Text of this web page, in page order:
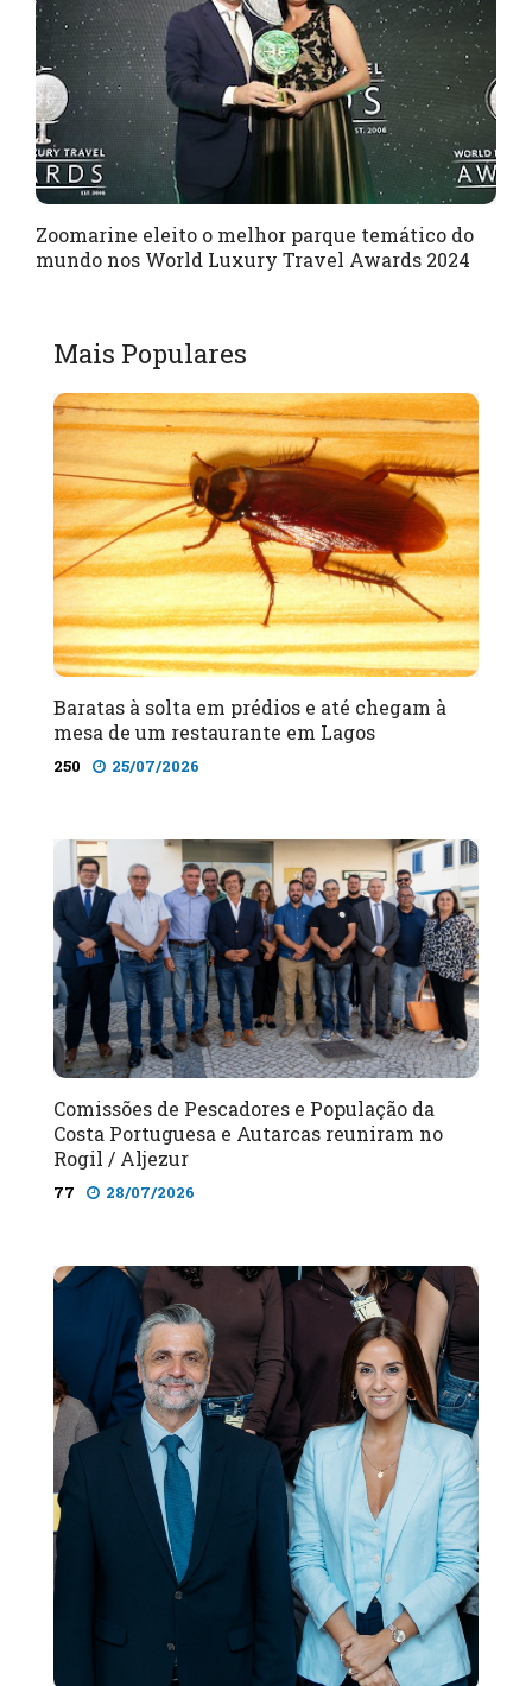
Zoomarine eleito o melhor parque temático do
mundo nos World Luxury Travel Awards 2024
Mais Populares
Baratas à solta em prédios e até chegam à
mesa de um restaurante em Lagos
250 25/07/2026
Comissões de Pescadores e População da
Costa Portuguesa e Autarcas reuniram no
Rogil / Aljezur
77 28/07/2026